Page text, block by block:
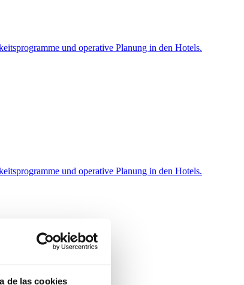
de las cookies
und operative Planung in den Hotels.
und operative Planung in den Hotels.